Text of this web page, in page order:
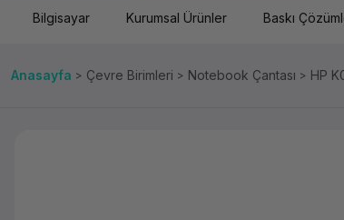
Bilgisayar Kurumsal Ürünler Baskı
Anasayfa Çevre Birimleri Notebook Çantası HP